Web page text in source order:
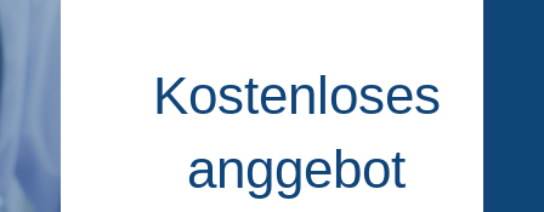
Kostenloses
anggebot